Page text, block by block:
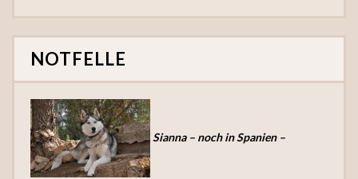
NOTFELLE
Sianna – noch in Spanien –